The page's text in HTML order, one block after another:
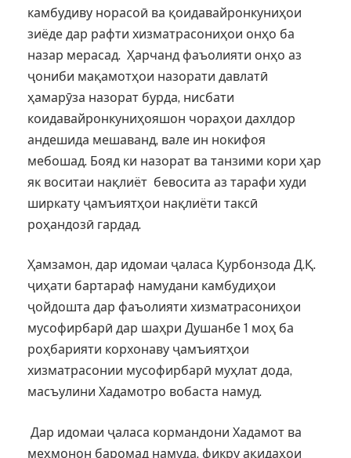
камбудиву норасоӣ ва қоидавайронкуниҳои
зиёде дар рафти хизматрасониҳои онҳо ба
назар мерасад. Ҳарчанд фаъолияти онҳо аз
ҷониби мақамотҳои назорати давлатӣ
ҳамарӯза назорат бурда, нисбати
коидавайронкуниҳояшон чораҳои дахлдор
андешида мешаванд, вале ин нокифоя
мебошад. Бояд ки назорат ва танзими кори ҳар
як воситаи нақлиёт бевосита аз тарафи худи
ширкату ҷамъиятҳои нақлиёти таксӣ
роҳандозӣ гардад.
Ҳамзамон, дар идомаи ҷаласа Қурбонзода Д.Қ.
ҷиҳати бартараф намудани камбудиҳои
ҷойдошта дар фаъолияти хизматрасониҳои
мусофирбарӣ дар шаҳри Душанбе 1 моҳ ба
роҳбарияти корхонаву ҷамъиятҳои
хизматрасонии мусофирбарӣ муҳлат дода,
масъулини Хадамотро вобаста намуд.
Дар идомаи ҷаласа кормандони Хадамот ва
меҳмонон баромад намуда, фикру ақидаҳои